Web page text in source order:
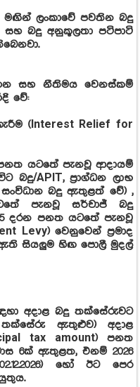
ලංකාවේ පවතින බදු
බදු අනුකූලතා පටිපාටි
සහ නීතිමය වෙනස්කම්
වේ:
(Interest Relief for
පනත යටතේ පැනවූ ආදායම්
බදු/APIT, ප්‍රාග්ධන ලාභ
බදු ඇතුළත් වේ) ,
පැනවූ සර්චාජ් බදු
දරන පනත යටතේ පැනවූ
Levy) වෙනුවෙන් ප්‍රමාද
සියලුම හිඟ පොලී මුදල්
අදාළ බදු තක්සේරුවට
ඇතුළුව) අදාළ
tax amount) පනත
6ක් ඇතුළත, එනම් 2026
හෝ ඊට පෙර